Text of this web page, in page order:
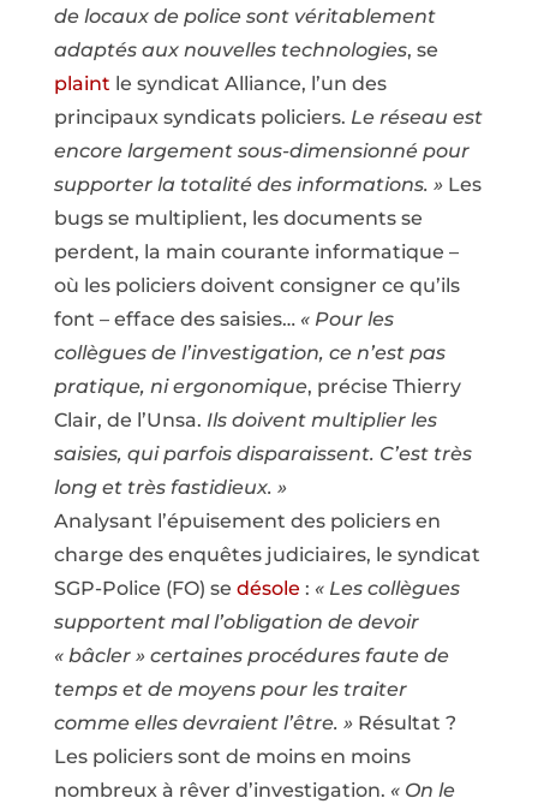
de locaux de police sont véritablement
adaptés aux nouvelles technologies, se
plaint le syndicat Alliance, l’un des
principaux syndicats policiers. Le réseau est
encore largement sous-dimensionné pour
supporter la totalité des informations. »Les
bugs se multiplient, les documents se
perdent, la main courante informatique –
où les policiers doivent consigner ce qu’ils
font – efface des saisies…« Pour les
collègues de l’investigation, ce n’est pas
pratique, ni ergonomique, précise Thierry
Clair, de l’Unsa. Ils doivent multiplier les
saisies, qui parfois disparaissent. C’est très
long et très fastidieux. »
Analysant l’épuisement des policiers en
charge des enquêtes judiciaires, le syndicat
SGP-Police (FO) se désole : « Les collègues
supportent mal l’obligation de devoir
« bâcler » certaines procédures faute de
temps et de moyens pour les traiter
comme elles devraient l’être. »Résultat ?
Les policiers sont de moins en moins
nombreux à rêver d’investigation. « On le